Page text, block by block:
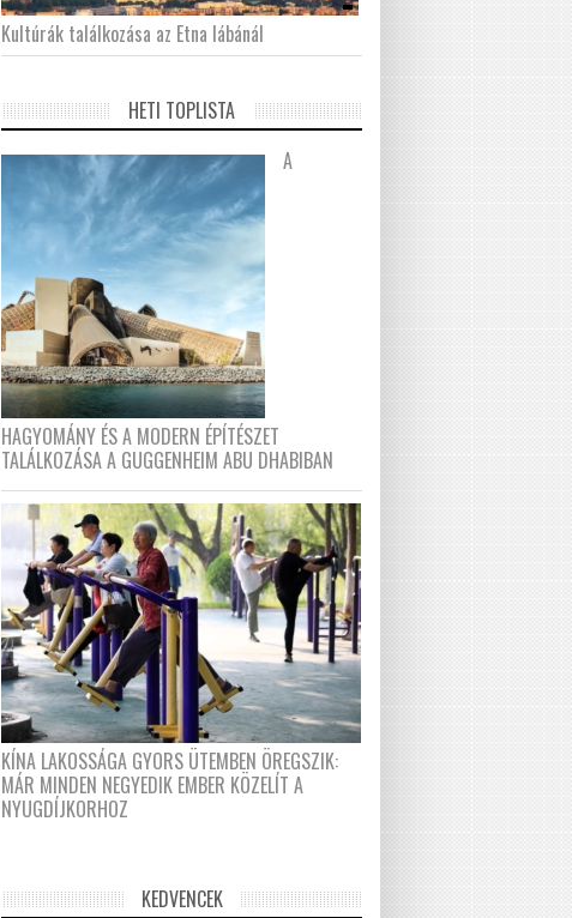
Kultúrák találkozása az Etna lábánál
HETI TOPLISTA
A
HAGYOMÁNY ÉS A MODERN ÉPÍTÉSZET
TALÁLKOZÁSA A GUGGENHEIM ABU DHABIBAN
KÍNA LAKOSSÁGA GYORS ÜTEMBEN ÖREGSZIK:
MÁR MINDEN NEGYEDIK EMBER KÖZELÍT A
NYUGDÍJKORHOZ
KEDVENCEK